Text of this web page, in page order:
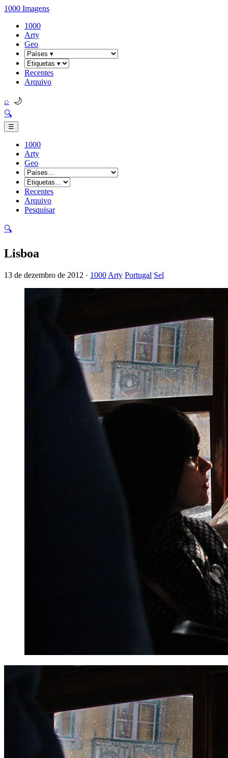
1000 Imagens
1000
Arty
Geo
Recentes
Arquivo
⌕ 🌙
🔍
☰
1000
Arty
Geo
Recentes
Arquivo
Pesquisar
🔍
Lisboa
13 de dezembro de 2012 · 1000 Arty Portugal Sel